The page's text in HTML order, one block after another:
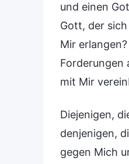
und einen
Gott, der
Mir
Forderungen
mit Mir
Diejenigen,
denjenigen,
gegen Mich